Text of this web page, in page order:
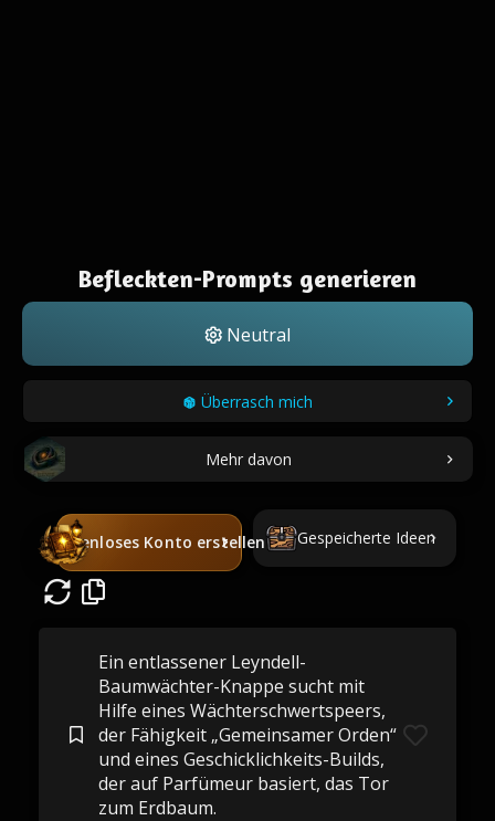
Befleckten-Prompts generieren
Neutral
Überrasch mich
Mehr davon
Kostenloses Konto erstellen Gespeicherte Ideen
Ein entlassener Leyndell-
Baumwächter-Knappe sucht mit
Hilfe eines Wächterschwertspeers,
der Fähigkeit „Gemeinsamer Orden“
und eines Geschicklichkeits-Builds,
der auf Parfümeur basiert, das Tor
zum Erdbaum.